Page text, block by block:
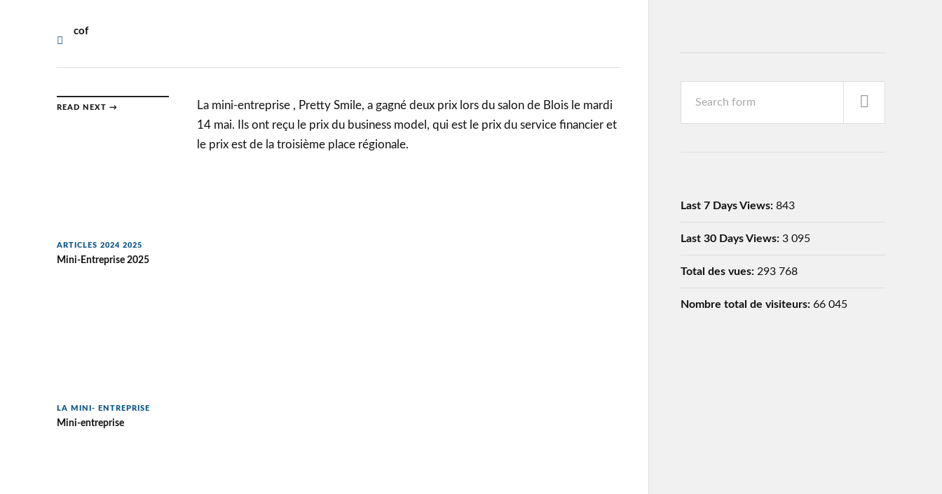
cof
READ NEXT →
ARTICLES 2024 2025
Mini-Entreprise 2025
LA MINI- ENTREPRISE
Mini-entreprise
La mini-entreprise , Pretty Smile, a gagné deux prix lors du salon de Blois le mardi
14 mai. Ils ont reçu le prix du business model, qui est le prix du service financier et
le prix est de la troisième place régionale.
Last 7 Days Views: 843
Last 30 Days Views: 3 095
Total des vues: 293 768
Nombre total de visiteurs: 66 045